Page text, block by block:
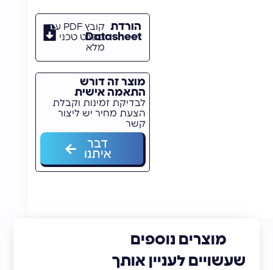
הורדת
Datasheet
קובץ PDF עם
מפרט טכני
מלא
מוצר זה דורש
התאמה אישית
לבדיקת זמינות וקבלת
הצעת מחיר יש ליצור
קשר
דבר
איתנו
מוצרים נוספים
שעשויים לעניין אותך